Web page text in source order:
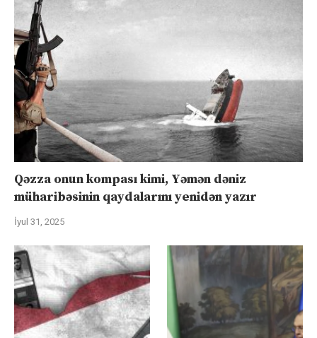
Qəzza onun kompası kimi, Yəmən dəniz
müharibəsinin qaydalarını yenidən yazır
İyul 31, 2025